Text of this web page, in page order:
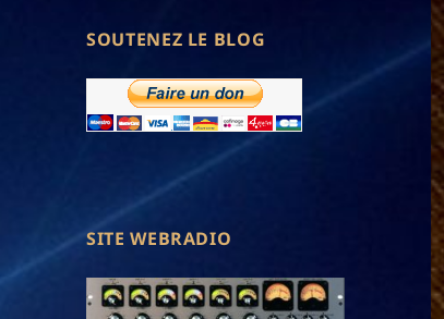
SOUTENEZ LE BLOG
SITE WEBRADIO